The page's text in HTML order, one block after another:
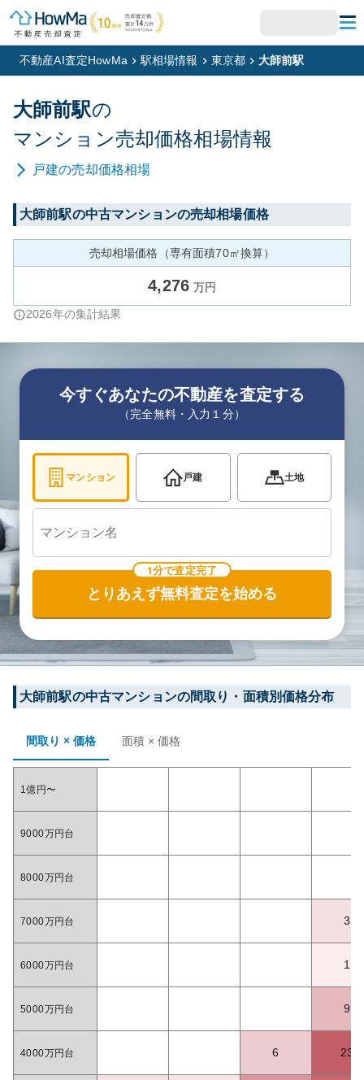
不動産AI査定HowMa 駅相場情報 東京都 大師前駅
大師前駅の
マンション売却価格相場情報
戸建の売却価格相場
大師前駅の中古マンションの売却相場価格
売却相場価格（専有面積70㎡換算）
4,276 万円
2026年の集計結果
今すぐあなたの不動産を査定する
（完全無料・入力１分）
マンション 戸建 土地
1分で査定完了
とりあえず無料査定を始める
大師前駅の中古マンションの間取り・面積別価格分布
間取り × 価格 面積 × 価格
1億円〜
9000万円台
8000万円台
7000万円台 3
6000万円台 1
5000万円台 9
4000万円台 6 23